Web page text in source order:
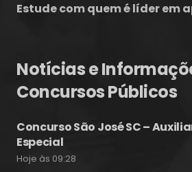
Estude com quem é líder em
Notícias e
Concursos Públicos
Concurso São José SC –
Especial
Hoje às 09:28